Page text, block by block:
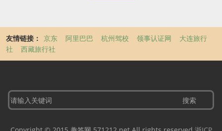
友情链接： 京东 阿里巴巴 杭州驾校 领事认证网
大连旅行
社
西藏旅行社